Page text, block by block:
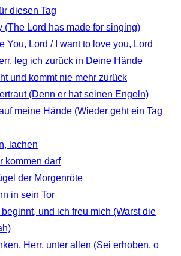
diesen Tag
(The Lord has made for singing)
You, Lord / I want to love you, Lord
leg ich zurück in Deine Hände
und kommt nie mehr zurück
(Denn er hat seinen Engeln)
meine Hände (Wieder geht ein Tag
lachen
kommen darf
der Morgenröte
in sein Tor
und ich freu mich (Warst die
Herr, unter allen (Sei erhoben, o